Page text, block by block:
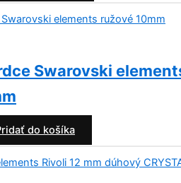
Swarovski
do košíka